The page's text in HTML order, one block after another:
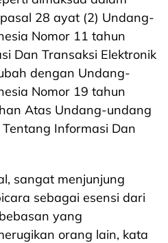
28 ayat (2) Undang-
Nomor 11 tahun
Dan Transaksi Elektronik
dengan Undang-
Nomor 19 tahun
Atas Undang-undang
Informasi Dan
sangat menjunjung
sebagai esensi dari
yang
orang lain, kata